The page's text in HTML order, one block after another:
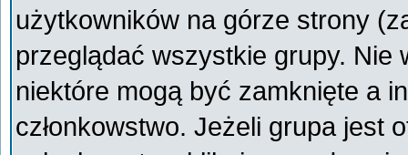
użytkowników na górze strony
przeglądać wszystkie grupy.
niektóre mogą być zamknięte a
członkowstwo. Jeżeli grupa jest